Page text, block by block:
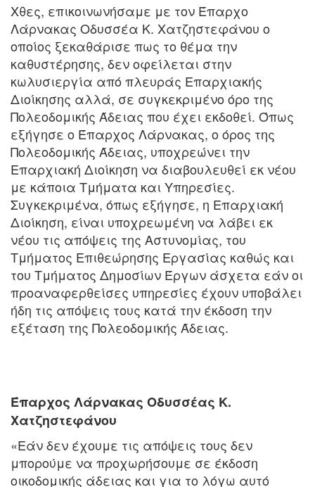
Χθες, επικοινωνήσαμε με τον Έπαρχο
Λάρνακας Οδυσσέα Κ. Χατζηστεφάνου ο
οποίος ξεκαθάρισε πως το θέμα την
καθυστέρησης, δεν οφείλεται στην
κωλυσιεργία από πλευράς Επαρχιακής
Διοίκησης αλλά, σε συγκεκριμένο όρο της
Πολεοδομικής Άδειας που έχει εκδοθεί. Όπως
εξήγησε ο Έπαρχος Λάρνακας, ο όρος της
Πολεοδομικής Άδειας, υποχρεώνει την
Επαρχιακή Διοίκηση να διαβουλευθεί εκ νέου
με κάποια Τμήματα και Υπηρεσίες.
Συγκεκριμένα, όπως εξήγησε, η Επαρχιακή
Διοίκηση, είναι υποχρεωμένη να λάβει εκ
νέου τις απόψεις της Αστυνομίας, του
Τμήματος Επιθεώρησης Εργασίας καθώς και
του Τμήματος Δημοσίων Έργων άσχετα εάν οι
προαναφερθείσες υπηρεσίες έχουν υποβάλει
ήδη τις απόψεις τους κατά την έκδοση την
εξέταση της Πολεοδομικής Άδειας.
Έπαρχος Λάρνακας Οδυσσέας Κ.
Χατζηστεφάνου
«Εάν δεν έχουμε τις απόψεις τους δεν
μπορούμε να προχωρήσουμε σε έκδοση
οικοδομικής άδειας και για το λόγω αυτό